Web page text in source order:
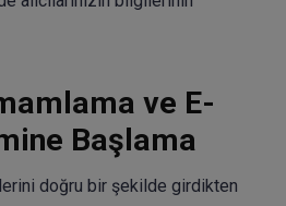
ve E-
Başlama
doğru bir şekilde girdikten